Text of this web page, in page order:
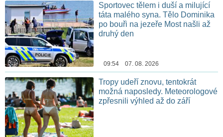
Sportovec tělem i duší a milující
táta malého syna. Tělo Dominika
po bouři na jezeře Most našli až
druhý den
09:54 07. 08. 2026
Tropy udeří znovu, tentokrát
možná naposledy. Meteorologové
zpřesnili výhled až do září